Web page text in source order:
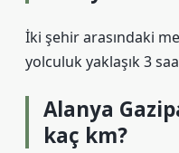
İki şehir arasındaki
yolculuk yaklaşık 3
Alanya
kaç km?